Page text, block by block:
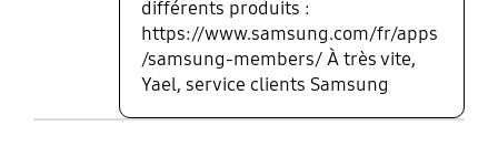
différents produits :
https://www.samsung.com/fr/apps
/samsung-members/ À très vite,
Yael, service clients Samsung